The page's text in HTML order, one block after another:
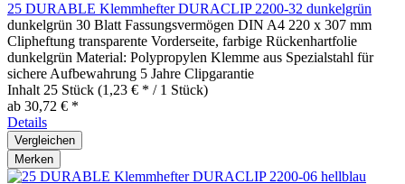
25 DURABLE Klemmhefter DURACLIP 2200-32 dunkelgrün
dunkelgrün 30 Blatt Fassungsvermögen DIN A4 220 x 307 mm
Clipheftung transparente Vorderseite, farbige Rückenhartfolie
dunkelgrün Material: Polypropylen Klemme aus Spezialstahl für
sichere Aufbewahrung 5 Jahre Clipgarantie
Inhalt 25 Stück (1,23 € * / 1 Stück)
ab 30,72 € *
Details
Vergleichen
Merken